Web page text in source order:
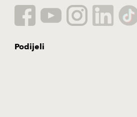
Podijeli